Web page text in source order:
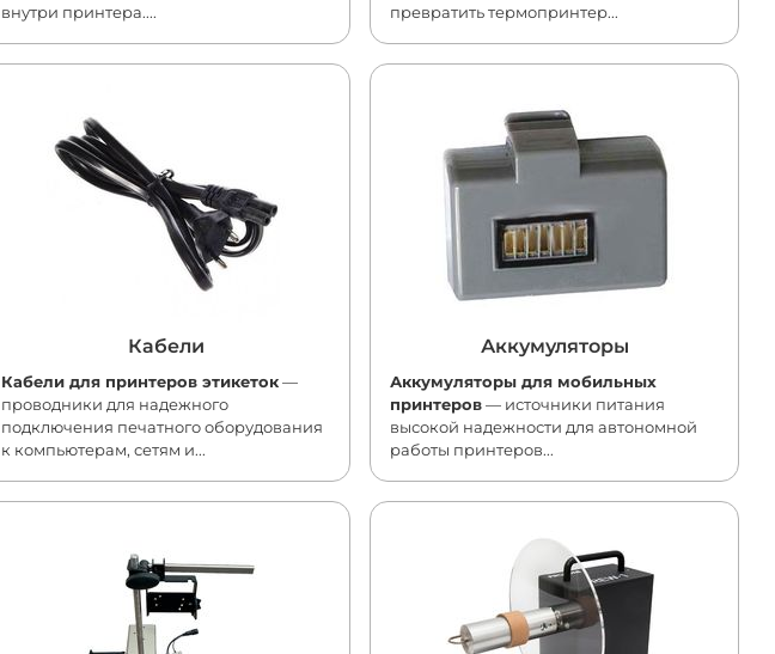
внутри принтера....
превратить термопринтер...
Кабели
Кабели для принтеров этикеток—
проводники для надежного
подключения печатного оборудования
к компьютерам, сетям и...
Аккумуляторы
Аккумуляторы для мобильных
принтеров— источники питания
высокой надежности для автономной
работы принтеров...